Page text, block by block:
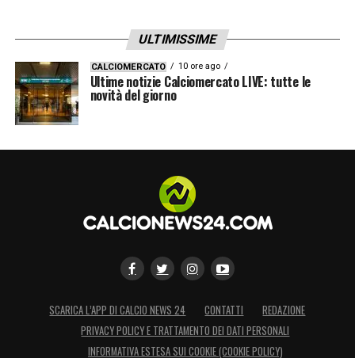
ULTIMISSIME
CALCIOMERCATO 10 ore ago
Ultime notizie Calciomercato LIVE: tutte le
novità del giorno
SCARICA L’APP DI CALCIO NEWS 24 CONTATTI
REDAZIONE
PRIVACY POLICY E TRATTAMENTO DEI DATI PERSONALI
INFORMATIVA ESTESA SUI COOKIE (COOKIE POLICY)